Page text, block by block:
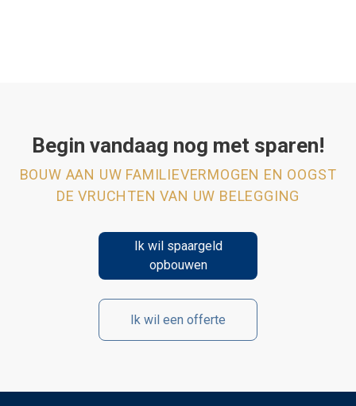
Begin vandaag nog met sparen!
BOUW AAN UW FAMILIEVERMOGEN EN OOGST
DE VRUCHTEN VAN UW BELEGGING
Ik wil spaargeld
opbouwen
Ik wil een offerte